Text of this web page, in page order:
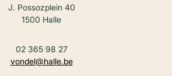
J. Possozplein 40
1500 Halle
02 365 98 27
vondel@halle.be